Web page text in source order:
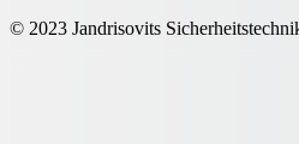
© 2023 Jandrisovits